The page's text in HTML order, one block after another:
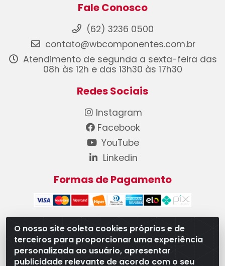
O nosso site coleta cookies próprios e de
terceiros para proporcionar uma experiência
personalizada ao usuário, apresentar
publicidade relevante de acordo com o seu
Fale Conosco
(62) 3236 0500
contato@wbcomponentes.com.br
Atendimento de segunda a sexta-feira das
08h às 12h e das 13h30 às 17h30
Redes Sociais
Instagram
Facebook
YouTube
Linkedin
Formas de Pagamento
WB Componentes Automotivos LTDA - CNPJ
08.528.393/0001-12 - Rua do Níquel, 667 - Parque
Oeste Industrial, Goiânia/GO - CEP 74375-660